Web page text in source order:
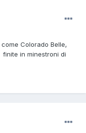
Colorado Belle,
in minestroni di